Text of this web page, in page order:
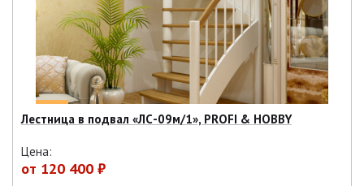
Лестница в подвал «ЛС-09м/1», PROFI & HOBBY
Цена:
от 120 400 ₽